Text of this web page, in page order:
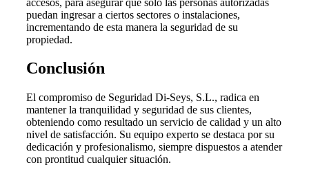
puedan ingresar a ciertos sectores o instalaciones,
incrementando de esta manera la seguridad de su
propiedad.
Conclusión
El compromiso de Seguridad Di-Seys, S.L., radica en
mantener la tranquilidad y seguridad de sus clientes,
obteniendo como resultado un servicio de calidad y un alto
nivel de satisfacción. Su equipo experto se destaca por su
dedicación y profesionalismo, siempre dispuestos a atender
con prontitud cualquier situación.